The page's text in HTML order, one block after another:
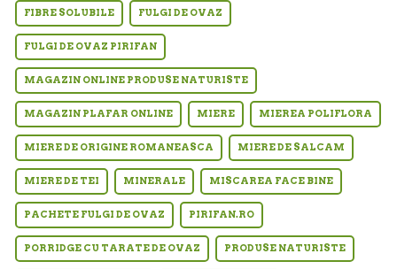
FIBRE SOLUBILE FULGI DE OVAZ
FULGI DE OVAZ PIRIFAN
MAGAZIN ONLINE PRODUSE NATURISTE
MAGAZIN PLAFAR ONLINE MIERE MIEREA POLIFLORA
MIERE DE ORIGINE ROMANEASCA MIERE DE SALCAM
MIERE DE TEI MINERALE MISCAREA FACE BINE
PACHETE FULGI DE OVAZ PIRIFAN.RO
PORRIDGE CU TARATE DE OVAZ PRODUSE NATURISTE